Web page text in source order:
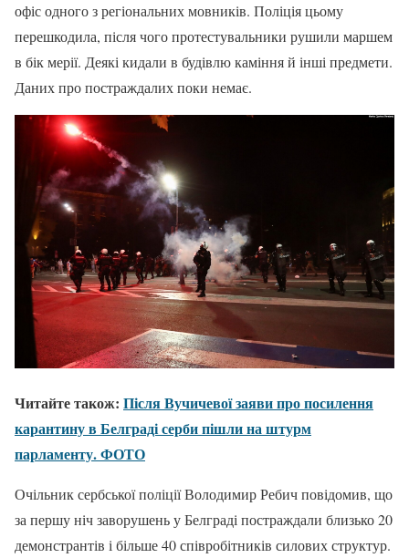
офіс одного з регіональних мовників. Поліція цьому
перешкодила, після чого протестувальники рушили маршем
в бік мерії. Деякі кидали в будівлю каміння й інші предмети.
Даних про постраждалих поки немає.
Читайте також: Після Вучичевої заяви про посилення
карантину в Белграді серби пішли на штурм
парламенту. ФОТО
Очільник сербської поліції Володимир Ребич повідомив, що
за першу ніч заворушень у Белграді постраждали близько 20
демонстрантів і більше 40 співробітників силових структур.